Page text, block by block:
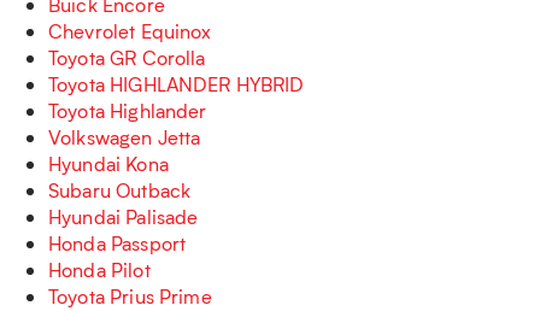
Chevrolet Equinox
Toyota GR Corolla
Toyota HIGHLANDER HYBRID
Toyota Highlander
Volkswagen Jetta
Hyundai Kona
Subaru Outback
Hyundai Palisade
Honda Passport
Honda Pilot
Toyota Prius Prime